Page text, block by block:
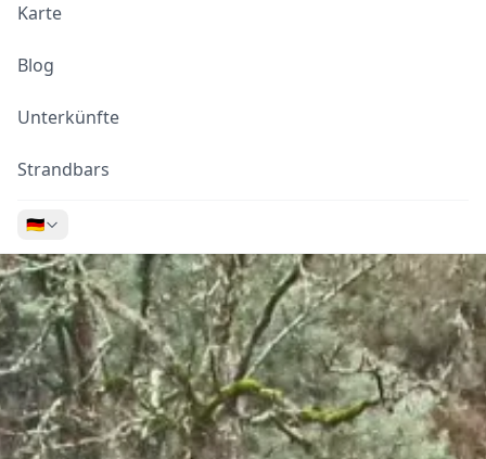
Karte
Blog
Unterkünfte
Strandbars
🇩🇪